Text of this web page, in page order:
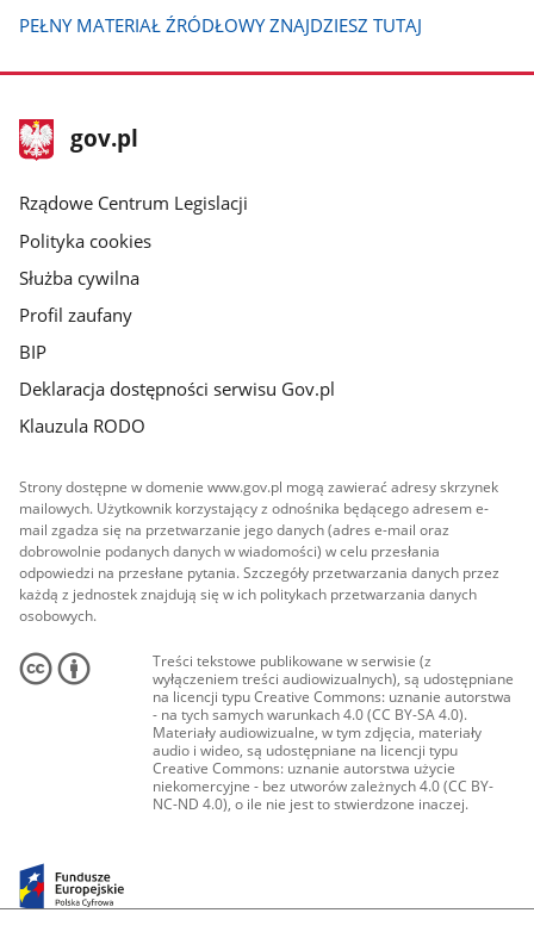
PEŁNY MATERIAŁ ŹRÓDŁOWY ZNAJDZIESZ TUTAJ
stopka
gov.plStrona
gov.pl
Rządowe Centrum Legislacji
Polityka cookies
Służba cywilna
Profil zaufany
BIP
Deklaracja dostępności serwisu Gov.pl
Klauzula RODO
Strony dostępne w domenie www.gov.pl mogą zawierać adresy skrzynek
mailowych. Użytkownik korzystający z odnośnika będącego adresem e-
mail zgadza się na przetwarzanie jego danych (adres e-mail oraz
dobrowolnie podanych danych w wiadomości) w celu przesłania
odpowiedzi na przesłane pytania. Szczegóły przetwarzania danych przez
każdą z jednostek znajdują się w ich politykach przetwarzania danych
osobowych.
Treści tekstowe publikowane w serwisie (z
wyłączeniem treści audiowizualnych), są udostępniane
na licencji typu Creative Commons: uznanie autorstwa
- na tych samych warunkach 4.0 (CC BY-SA 4.0).
Materiały audiowizualne, w tym zdjęcia, materiały
audio i wideo, są udostępniane na licencji typu
Creative Commons: uznanie autorstwa użycie
niekomercyjne - bez utworów zależnych 4.0 (CC BY-
NC-ND 4.0), o ile nie jest to stwierdzone inaczej.